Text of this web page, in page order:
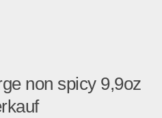
non spicy 9,9oz